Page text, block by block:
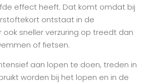
effect heeft. Dat komt omdat bij
ontstaat in de
ook sneller verzuring op treedt dan
of fietsen.
aan lopen te doen, treden in
worden bij het lopen en in de